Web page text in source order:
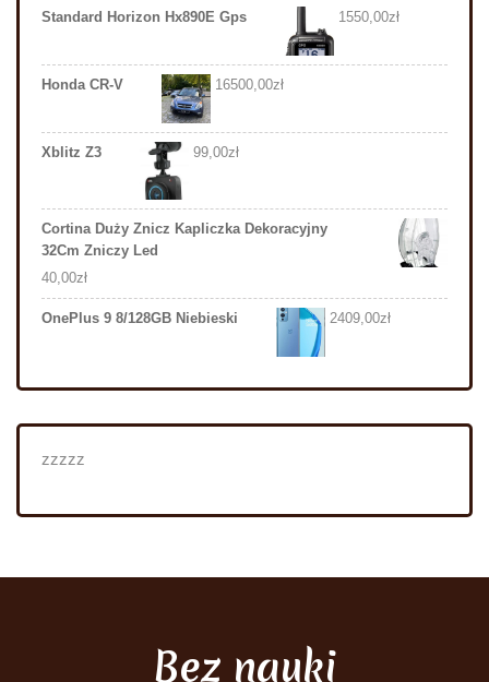
Standard Horizon Hx890E Gps 1550,00zł
Honda CR-V 16500,00zł
Xblitz Z3 99,00zł
Cortina Duży Znicz Kapliczka Dekoracyjny
32Cm Zniczy Led
40,00zł
OnePlus 9 8/128GB Niebieski 2409,00zł
zzzzz
Bez nauki